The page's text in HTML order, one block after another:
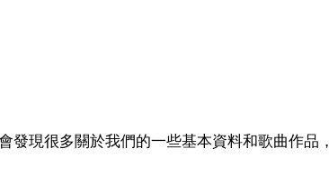
現很多關於我們的一些基本資料和歌曲作品，